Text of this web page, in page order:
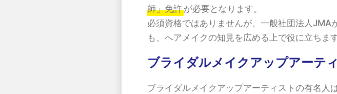
師」免許 が必要となります。
必須資格ではありませんが、一般社団法人JMA
も、へアメイクの知見を広める上で役に立ちます
ブライダルメイクアップアーテ
ブライダルメイクアップアーティストの有名人は